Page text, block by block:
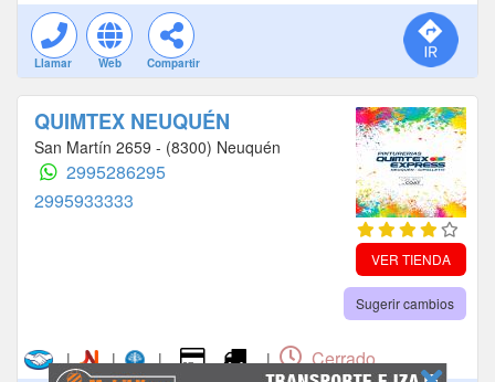
Llamar Web Compartir
QUIMTEX NEUQUÉN
San Martín 2659 - (8300) Neuquén
2995286295
2995933333
VER TIENDA
Sugerir cambios
| | | | Cerrado